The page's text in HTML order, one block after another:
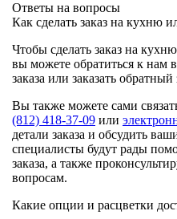
Ответы на вопросы
Как сделать заказ на кухню
Чтобы сделать заказ на
вы можете обратиться к нам
заказа или заказать обратный
Вы также можете сами
(812) 418-37-09 или
детали заказа и обсудить
специалисты будут рады
заказа, а также
вопросам.
Какие опции и расцветки